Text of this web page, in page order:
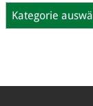
Categories